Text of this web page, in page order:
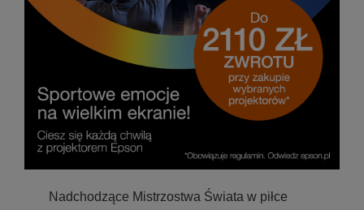
Nadchodzące Mistrzostwa Świata w piłce